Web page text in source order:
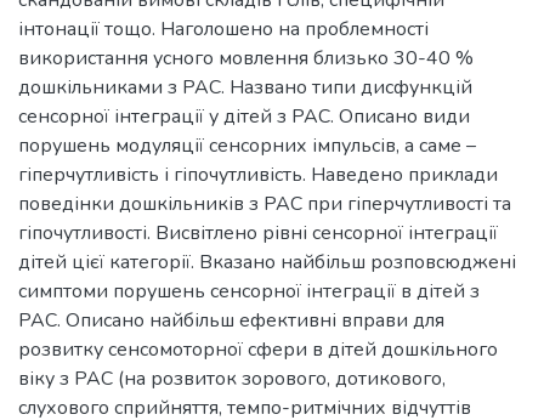
інтонації тощо. Наголошено на проблемності
використання усного мовлення близько 30-40 %
дошкільниками з РАС. Названо типи дисфункцій
сенсорної інтеграції у дітей з РАС. Описано види
порушень модуляції сенсорних імпульсів, а саме –
гіперчутливість і гіпочутливість. Наведено приклади
поведінки дошкільників з РАС при гіперчутливості та
гіпочутливості. Висвітлено рівні сенсорної інтеграції
дітей цієї категорії. Вказано найбільш розповсюджені
симптоми порушень сенсорної інтеграції в дітей з
РАС. Описано найбільш ефективні вправи для
розвитку сенсомоторної сфери в дітей дошкільного
віку з РАС (на розвиток зорового, дотикового,
слухового сприйняття, темпо-ритмічних відчуттів